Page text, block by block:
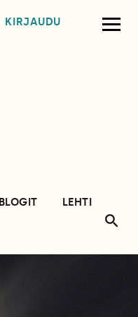
KIRJAUDU
BLOGIT
LEHTI